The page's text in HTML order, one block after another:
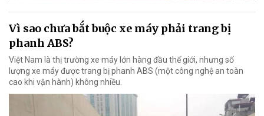
Vì sao chưa bắt buộc xe máy phải trang bị
phanh ABS?
Việt Nam là thị trường xe máy lớn hàng đầu thế giới, nhưng số
lượng xe máy được trang bị phanh ABS (một công nghệ an toàn
cao khi vận hành) không nhiều.